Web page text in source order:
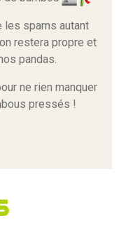
les spams autant
restera propre et
pandas.
ne rien manquer
pressés !